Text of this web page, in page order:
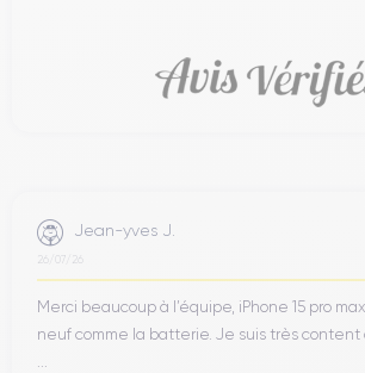
Jean-yves J.
26/07/26
Merci beaucoup à l’équipe, iPhone 15 pro
neuf comme la batterie. Je suis très